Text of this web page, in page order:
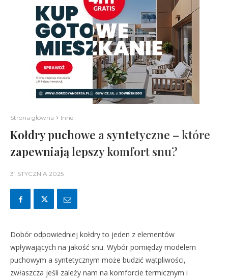
Strona główna Inne
Kołdry puchowe a syntetyczne – które
zapewniają lepszy komfort snu?
31 STYCZNIA 2025
Dobór odpowiedniej kołdry to jeden z elementów
wpływających na jakość snu. Wybór pomiędzy modelem
puchowym a syntetycznym może budzić wątpliwości,
zwłaszcza jeśli zależy nam na komforcie termicznym i